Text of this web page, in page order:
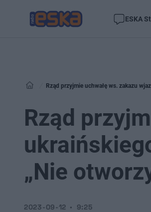
ESKA
Rząd przyjmie uchwałę ws. zakazu
Rząd
„Nie
2023-09-12 9:25